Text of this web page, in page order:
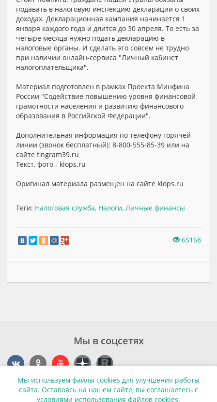
подавать в налоговую инспекцию декларации о своих
доходах. Декларационная кампания начинается 1
января каждого года и длится до 30 апреля. То есть за
четыре месяца нужно подать декларацию в
налоговые органы. И сделать это совсем не трудно
при наличии онлайн-сервиса "Личный кабинет
налогоплательщика".
Материал подготовлен в рамках Проекта Минфина
России "Содействие повышению уровня финансовой
грамотности населения и развитию финансового
образования в Российской Федерации".
Дополнительная информация по телефону горячей
линии (звонок бесплатный): 8-800-555-85-39 или на
сайте fingram39.ru
Текст, фото - klops.ru
Оригинал материала размещен на сайте klops.ru
Теги: Налоговая служба, Налоги, Личные финансы
65168
Мы используем файлы cookies для улучшения работы
сайта. Оставаясь на нашем сайте, вы соглашаетесь с
условиями использования файлов cookies.
Мы в соцсетях
Контакты